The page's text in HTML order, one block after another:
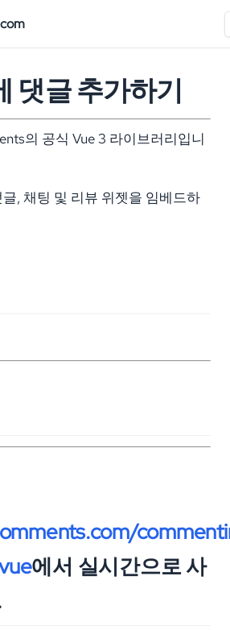
댓글 추가하기
의 공식 Vue 3 라이브러리입니
, 채팅 및 리뷰 위젯을 임베드하
에서 실시간으로 사